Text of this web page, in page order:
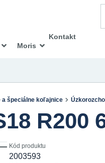
Moris
Kontakt
a špeciálne koľajnice
R200
Kód produktu
2003593